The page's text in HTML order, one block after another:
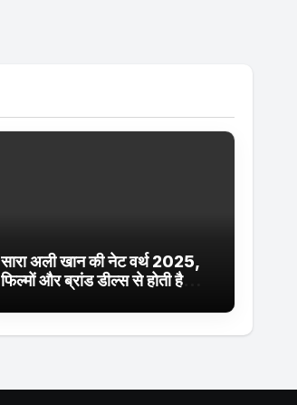
सारा अली खान की नेट वर्थ 2025,
फिल्मों और ब्रांड डील्स से होती है